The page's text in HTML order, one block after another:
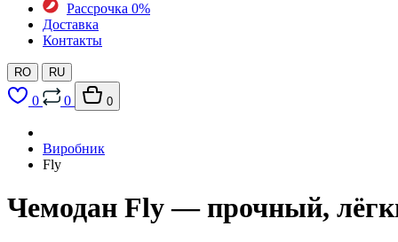
Рассрочка 0%
Доставка
Контакты
RO RU
0 0 0
Виробник
Fly
Чемодан Fly — прочный,